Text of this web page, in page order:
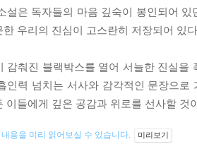
설은 독자들의 마음 깊숙이 봉인되어
한 우리의 진심이 고스란히 저장되어 있
감춰진 블랙박스를 열어 서늘한 진실
인력 넘치는 서사와 감각적인 문장으
이들에게 깊은 공감과 위로를 선사할 것
용을 미리 읽어보실 수 있습니다. 미리보기